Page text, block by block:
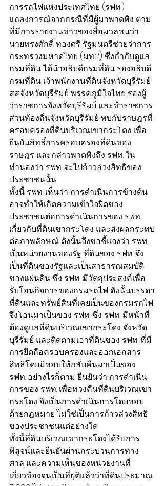
การรถไฟแห่งประเทศไทย (รฟท.)
แถลงการณ์จากกรณีที่มีผู้มาพาดพิง ตาม
ที่มีการรายงานข่าวของสื่อมวลชนว่า
นายทรงศักดิ์ ทองศรี รัฐมนตรีช่วยว่าการ
กระทรวงมหาดไทย (มท.2) ซึ่งกำกับดูแล
กรมที่ดิน ได้นำอธิบดีกรมที่ดิน รองอธิบดี
กรมที่ดิน เจ้าพนักงานที่ดินจังหวัดบุรีรัมย์
สส.จังหวัดบุรีรัมย์ พรรคภูมิใจไทย รองผู้
ว่าราชการจังหวัดบุรีรัมย์ และข้าราชการ
ส่วนท้องถิ่นจังหวัดบุรีรัมย์ พบกับราษฎรที่
ครอบครองที่ดินบริเวณเขากระโดง เพื่อ
ยืนยันสิทธิ์การครอบครองที่ดินของ
ราษฎร และกล่าวพาดพิงถึง รฟท. ใน
ทำนองว่า รฟท. จะไปก้าวล่วงสิทธิของ
ประชาชนนั้น
ทั้งนี้ รฟท. เห็นว่า การดำเนินการข้างต้น
อาจทำให้เกิดความเข้าใจผิดของ
ประชาชนต่อการดำเนินการของ รฟท.
เกี่ยวกับที่ดินเขากระโดง และส่งผลกระทบ
ต่อภาพลักษณ์ ดังนั้นจึงขอชี้แจงว่า รฟท.
เป็นหน่วยงานของรัฐ ที่ดินของ รฟท. จึง
เป็นที่ดินของรัฐและเป็นสาธารณสมบัติ
ของแผ่นดิน ซึ่ง รฟท. มีวัตถุประสงค์เพื่อ
รับโอนกิจการของกรมรถไฟ ดังนั้นบรรดา
ที่ดินและทรัพย์สินที่เคยเป็นของกรมรถไฟ
จึงโอนมาเป็นของ รฟท. ซึ่ง รฟท. มีหน้าที่
ต้องดูแลที่ดินบริเวณเขากระโดง จังหวัด
บุรีรัมย์ และติดตามเอาที่ดินของ รฟท. ที่มี
การยึดถือครอบครองและออกเอกสาร
สิทธิโดยมิชอบให้กลับคืนมาเป็นของ
รฟท. อย่างไรก็ตาม ยืนยันว่า การดำเนิน
การของ รฟท. เพื่อทวงคืนที่ดินบริเวณเขา
กระโดง จึงเป็นการดำเนินการโดยชอบ
ด้วยกฎหมาย ไม่ใช่เป็นการก้าวล่วงสิทธิ
ของประชาชนแต่อย่างใด
ทั้งนี้ที่ดินบริเวณเขากระโดงได้รับการ
พิสูจน์และยืนยันผ่านกระบวนการทาง
ศาล และความเห็นของหน่วยงานที่
เกี่ยวข้องจนเป็นที่ยุติแล้วว่าที่ดินประมาณ